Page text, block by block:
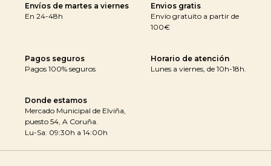
Envíos de martes a viernes
En 24-48h
Envios gratis
Envío gratuito a partir de
100€
Pagos seguros
Pagos 100% seguros
Horario de atención
Lunes a viernes, de 10h-18h.
Donde estamos
Mercado Municipal de Elviña,
puesto 54, A Coruña.
Lu-Sa: 09:30h a 14:00h